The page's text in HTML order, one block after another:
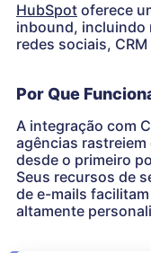
HubSpot oferece
inbound, incluindo
redes sociais,
Por Que
A integração com
agências
desde o primeiro
Seus recursos de
de e-mails
altamente